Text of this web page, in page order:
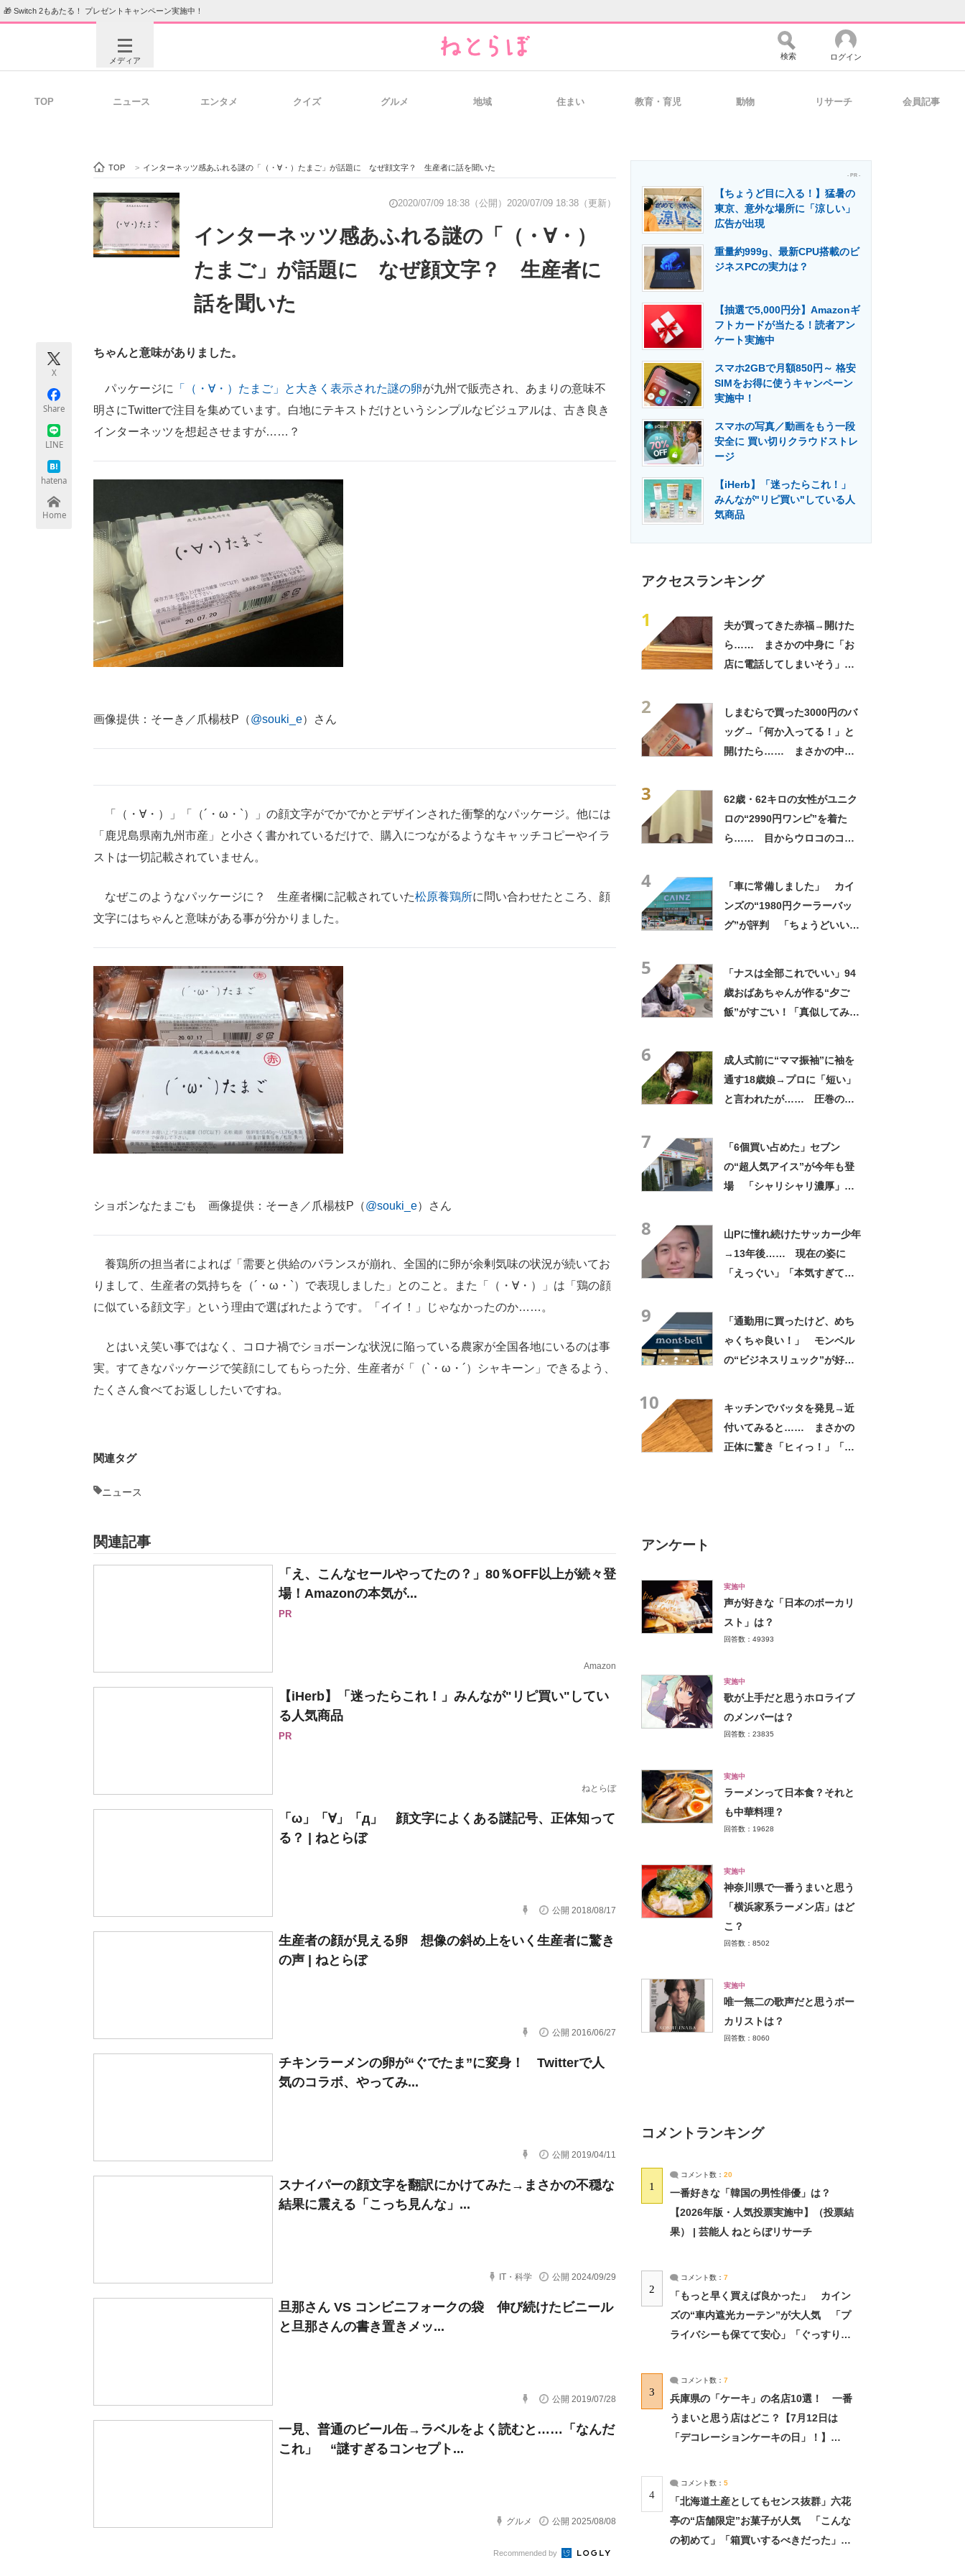
🎁 Switch 2もあたる！ プレゼントキャンペーン実施中！
メディア
ビジネスと働き方のヒント 経営リーダーのコミュニティ マーケ×ITの今がよく分かる
ITエンジニア向け専門サイト 企業向けIT製品の総合サイト IT製品の技術・比較・事例 製造業のIT導入・活用を支援
エネルギーの専門メディア 建設×テクノロジーの最前線
検索 ログイン
TOP ニュース エンタメ クイズ グルメ 地域 住まい 教育・育児 動物 リサーチ 会員記事
TOP > インターネッツ感あふれる謎の「（・∀・）たまご」が話題に なぜ顔文字？ 生産者に話を聞いた
2020/07/09 18:38（公開） 2020/07/09 18:38（更新）
インターネッツ感あふれる謎の「（・∀・）
たまご」が話題に なぜ顔文字？ 生産者に
話を聞いた
X
Share
LINE
hatena
Home
ちゃんと意味がありました。
パッケージに 「（・∀・）たまご」と大きく表示された謎の卵が九州で販売され、あまりの意味不
明さにTwitterで注目を集めています。白地にテキストだけというシンプルなビジュアルは、古き良き
インターネッツを想起させますが……？
画像提供：そーき／爪楊枝P（@souki_e）さん
「（・∀・）」「（´・ω・`）」の顔文字がでかでかとデザインされた衝撃的なパッケージ。他には
「鹿児島県南九州市産」と小さく書かれているだけで、購入につながるようなキャッチコピーやイラ
ストは一切記載されていません。
なぜこのようなパッケージに？ 生産者欄に記載されていた松原養鶏所に問い合わせたところ、顔
文字にはちゃんと意味がある事が分かりました。
ショボンなたまごも 画像提供：そーき／爪楊枝P（@souki_e）さん
養鶏所の担当者によれば「需要と供給のバランスが崩れ、全国的に卵が余剰気味の状況が続いてお
りまして、生産者の気持ちを（´・ω・`）で表現しました」とのこと。また「（・∀・）」は「鶏の顔
に似ている顔文字」という理由で選ばれたようです。「イイ！」じゃなかったのか……。
とはいえ笑い事ではなく、コロナ禍でショボーンな状況に陥っている農家が全国各地にいるのは事
実。すてきなパッケージで笑顔にしてもらった分、生産者が「（`・ω・´）シャキーン」できるよう、
たくさん食べてお返ししたいですね。
関連タグ
ニュース
関連記事
「え、こんなセールやってたの？」80％OFF以上が続々登
場！Amazonの本気が...
PR
Amazon
【iHerb】「迷ったらこれ！」みんなが"リピ買い"してい
る人気商品
PR
ねとらぼ
「ω」「∀」「д」 顔文字によくある謎記号、正体知って
る？ | ねとらぼ
公開 2018/08/17
生産者の顔が見える卵 想像の斜め上をいく生産者に驚き
の声 | ねとらぼ
公開 2016/06/27
チキンラーメンの卵が“ぐでたま”に変身！ Twitterで人
気のコラボ、やってみ...
公開 2019/04/11
スナイパーの顔文字を翻訳にかけてみた→まさかの不穏な
結果に震える「こっち見んな」...
IT・科学 公開 2024/09/29
旦那さん VS コンビニフォークの袋 伸び続けたビニール
と旦那さんの書き置きメッ...
公開 2019/07/28
一見、普通のビール缶→ラベルをよく読むと……「なんだ
これ」 “謎すぎるコンセプト...
グルメ 公開 2025/08/08
Recommended by
- PR -
【ちょうど目に入る！】猛暑の
東京、意外な場所に「涼しい」
広告が出現
重量約999g、最新CPU搭載のビ
ジネスPCの実力は？
【抽選で5,000円分】Amazonギ
フトカードが当たる！読者アン
ケート実施中
スマホ2GBで月額850円～ 格安
SIMをお得に使うキャンペーン
実施中！
スマホの写真／動画をもう一段
安全に 買い切りクラウドストレ
ージ
【iHerb】「迷ったらこれ！」
みんなが"リピ買い"している人
気商品
アクセスランキング
1
夫が買ってきた赤福→開けた
ら…… まさかの中身に「お
店に電話してしまいそう」
2
しまむらで買った3000円のバ
ッグ→「何か入ってる！」と
開けたら…… まさかの中身
3
62歳・62キロの女性がユニク
ロの“2990円ワンピ”を着た
ら…… 目からウロコのコー
4
「車に常備しました」 カイ
ンズの“1980円クーラーバッ
グ”が評判 「ちょうどいい大
5
「ナスは全部これでいい」94
歳おばあちゃんが作る“夕ご
飯”がすごい！「真似してみま
6
成人式前に“ママ振袖”に袖を
通す18歳娘→プロに「短い」
と言われたが…… 圧巻の着
7
「6個買い占めた」セブン
の“超人気アイス”が今年も登
場 「シャリシャリ濃厚」
8
山Pに憧れ続けたサッカー少年
→13年後…… 現在の姿に
「えっぐい」「本気すぎて尊
9
「通勤用に買ったけど、めち
ゃくちゃ良い！」 モンベル
の“ビジネスリュック”が好
10
キッチンでバッタを発見→近
付いてみると…… まさかの
正体に驚き「ヒィっ！」「心
アンケート
実施中
声が好きな「日本のボーカリ
スト」は？
回答数：49393
実施中
歌が上手だと思うホロライブ
のメンバーは？
回答数：23835
実施中
ラーメンって日本食？それと
も中華料理？
回答数：19628
実施中
神奈川県で一番うまいと思う
「横浜家系ラーメン店」はど
こ？
回答数：8502
実施中
唯一無二の歌声だと思うボー
カリストは？
回答数：8060
コメントランキング
1
コメント数： 20
一番好きな「韓国の男性俳優」は？
【2026年版・人気投票実施中】（投票結
果） | 芸能人 ねとらぼリサーチ
2
コメント数： 7
「もっと早く買えば良かった」 カイン
ズの“車内遮光カーテン”が大人気 「プ
ライバシーも保てて安心」「ぐっすり眠
3
コメント数： 7
兵庫県の「ケーキ」の名店10選！ 一番
うまいと思う店はどこ？【7月12日は
「デコレーションケーキの日」！】
4
コメント数： 5
「北海道土産としてもセンス抜群」六花
亭の“店舗限定”お菓子が人気 「こんな
の初めて」「箱買いするべきだった」